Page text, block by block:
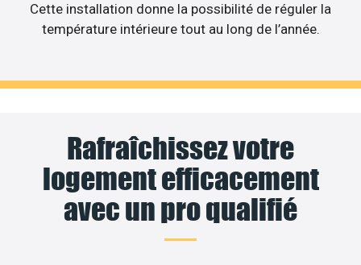
Cette installation donne la possibilité de réguler la
température intérieure tout au long de l’année.
Rafraîchissez votre
logement efficacement
avec un pro qualifié